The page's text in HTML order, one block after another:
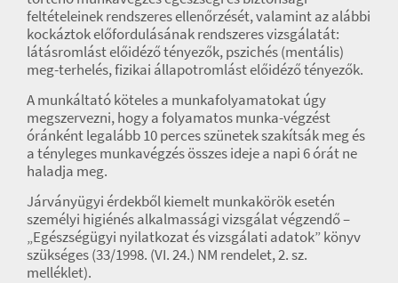
feltételeinek rendszeres ellenőrzését, valamint az alábbi
kockáztok előfordulásának rendszeres vizsgálatát:
látásromlást előidéző tényezők, pszichés (mentális)
meg-terhelés, fizikai állapotromlást előidéző tényezők.
A munkáltató köteles a munkafolyamatokat úgy
megszervezni, hogy a folyamatos munka-végzést
óránként legalább 10 perces szünetek szakítsák meg és
a tényleges munkavégzés összes ideje a napi 6 órát ne
haladja meg.
Járványügyi érdekből kiemelt munkakörök esetén
személyi higiénés alkalmassági vizsgálat végzendő –
„Egészségügyi nyilatkozat és vizsgálati adatok” könyv
szükséges (33/1998. (VI. 24.) NM rendelet, 2. sz.
melléklet).